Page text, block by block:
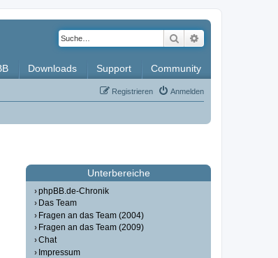
Suche
Downloads Support Community
Anmelden
Registrieren
Unterbereiche
phpBB.de-Chronik
Das Team
Fragen an das Team (2004)
Fragen an das Team (2009)
Chat
Impressum